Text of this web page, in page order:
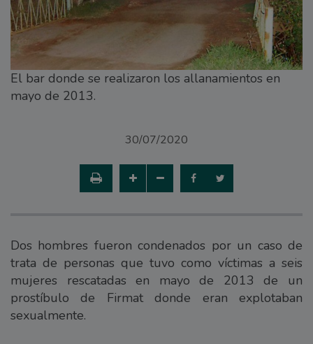
El bar donde se realizaron los allanamientos en
mayo de 2013.
30/07/2020
Dos hombres fueron condenados por un caso de
trata de personas que tuvo como víctimas a seis
mujeres rescatadas en mayo de 2013 de un
prostíbulo de Firmat donde eran explotaban
sexualmente.